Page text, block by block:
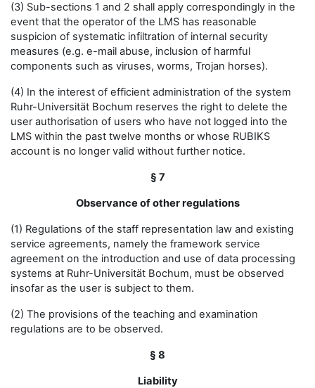
(3) Sub-sections 1 and 2 shall apply correspondingly in the
event that the operator of the LMS has reasonable
suspicion of systematic infiltration of internal security
measures (e.g. e-mail abuse, inclusion of harmful
components such as viruses, worms, Trojan horses).
(4) In the interest of efficient administration of the system
Ruhr-Universität Bochum reserves the right to delete the
user authorisation of users who have not logged into the
LMS within the past twelve months or whose RUBIKS
account is no longer valid without further notice.
§ 7
Observance of other regulations
(1) Regulations of the staff representation law and existing
service agreements, namely the framework service
agreement on the introduction and use of data processing
systems at Ruhr-Universität Bochum, must be observed
insofar as the user is subject to them.
(2) The provisions of the teaching and examination
regulations are to be observed.
§ 8
Liability